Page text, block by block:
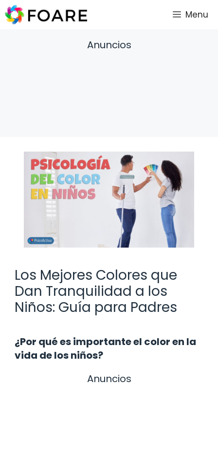
Saltar
al
Menu
Anuncios
Los Mejores Colores que
Dan Tranquilidad a los
Niños: Guía para Padres
¿Por qué es importante el color en la
vida de los niños?
Anuncios